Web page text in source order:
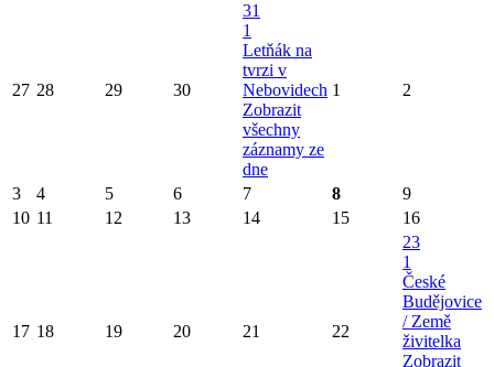
27 28 29 30
31
1
Letňák na
tvrzi v
Nebovidech
Zobrazit
všechny
záznamy ze
dne
1 2
3 4 5 6 7 8
9
10 11 12 13 14 15 16
17 18 19 20 21 22
23
1
České
Budějovice
/ Země
živitelka
Zobrazit